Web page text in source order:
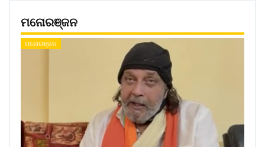
ମନୋରଞ୍ଜନ
ମନୋରଞ୍ଜନ